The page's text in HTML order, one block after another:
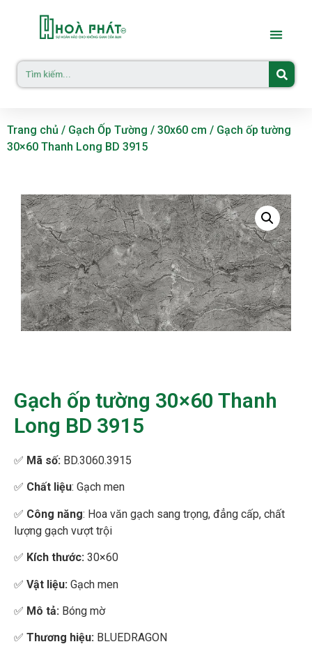
Trang chủ / Gạch Ốp Tường / 30x60 cm / Gạch ốp tường
30×60 Thanh Long BD 3915
Gạch ốp tường 30×60 Thanh
Long BD 3915
✅ Mã số: BD.3060.3915
✅ Chất liệu: Gạch men
✅ Công năng: Hoa văn gạch sang trọng, đẳng cấp, chất
lượng gạch vượt trội
✅ Kích thước: 30×60
✅ Vật liệu: Gạch men
✅ Mô tả: Bóng mờ
✅ Thương hiệu: BLUEDRAGON